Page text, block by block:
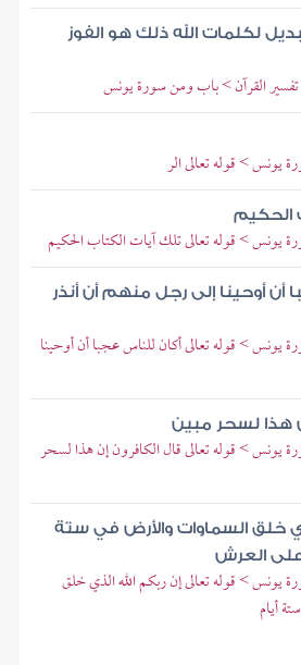
لكلمات الله ذلك هو الفوز
القرآن > باب ومن سورة يونس
يونس > قوله تعالى الر
الحكيم
يونس > قوله تعالى تلك آيات الكتاب الحكيم
أن أوحينا إلى رجل منهم أن أنذر
يونس > قوله تعالى أكان للناس عجبا أن أوحينا
هذا لسحر مبين
يونس > قوله تعالى قال الكافرون إن هذا لسحر
خلق السماوات والأرض في ستة
العرش
يونس > قوله تعالى إن ربكم الله الذي خلق
أيام